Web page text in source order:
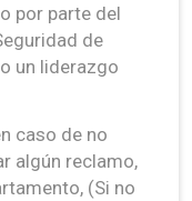
por parte del
de
un liderazgo
caso de no
algún reclamo,
(Si no